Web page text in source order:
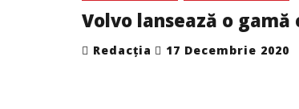
Volvo lansează o
Redacția 17 Decembrie 2020